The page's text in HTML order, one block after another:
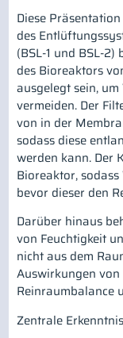
Diese
des
(BSL-1 und BSL-
des Bioreaktors
ausgelegt sein,
vermeiden. Der
von in der
sodass diese
werden kann. Der
Bioreaktor,
bevor dieser den
Darüber hinaus
von Feuchtigkeit
nicht aus dem
Auswirkungen
Reinraumbalance
Zentrale